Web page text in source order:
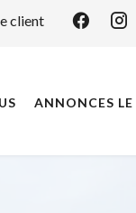
client
ANNONCES